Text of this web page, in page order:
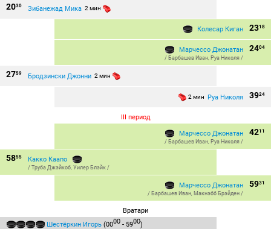
2030 Зибанежад Мика 2 мин
2318
Колесар Киган
2404
Марчессо Джонатан
/ Барбашев Иван, Руа Николя /
2759 Бродзински Джонни 2 мин
3924
2 мин Руа Николя
III период
4211
Марчессо Джонатан
/ Барбашев Иван, Руа Николя /
5855 Какко Каапо
/ Труба Джэйкоб, Уилер Блэйк /
5931
Марчессо Джонатан
/ Барбашев Иван, Макнэбб Брэйден /
Вратари
Шестёркин Игорь (0000 - 5900)